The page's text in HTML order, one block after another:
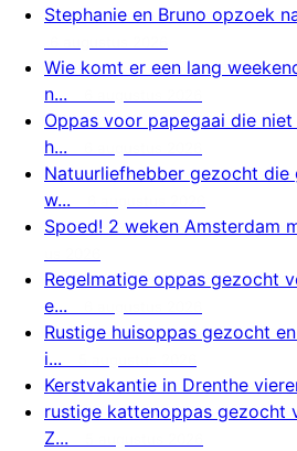
Stephanie en Bruno opzoek
Wie komt er een lang
n...
Oppas voor papegaai die
h...
Natuurliefhebber gezocht
w...
Spoed! 2 weken Amsterdam
Regelmatige oppas gezocht
e...
Rustige huisoppas gezocht
i...
Kerstvakantie in Drenthe
rustige kattenoppas gezocht
Z...